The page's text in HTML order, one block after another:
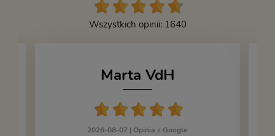
Wszystkich opinii: 1640
Marta VdH
2026-08-07 | Opinia z Google